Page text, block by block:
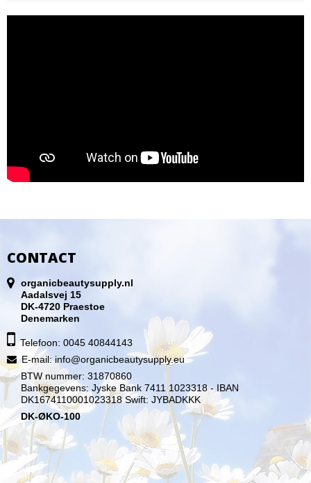
CONTACT
organicbeautysupply.nl
Aadalsvej 15
DK-4720 Praestoe
Denemarken
Telefoon: 0045 40844143
E-mail: info@organicbeautysupply.eu
BTW nummer: 31870860
Bankgegevens: Jyske Bank 7411 1023318 - IBAN
DK1674110001023318 Swift: JYBADKKK
DK-ØKO-100